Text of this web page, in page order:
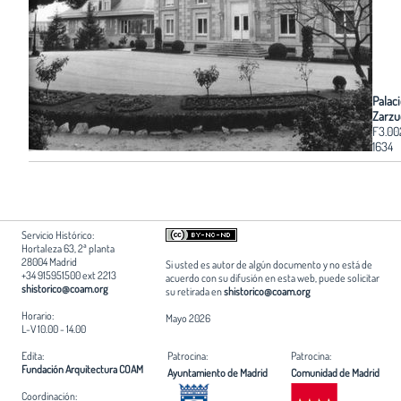
1634
Servicio Histórico:
Hortaleza 63, 2ª planta
28004 Madrid
+34 915951500 ext 2213
shistorico@coam.org
Horario:
L-V 10.00 - 14.00
Si usted es autor de algún documento y no está de
acuerdo con su difusión en esta web, puede solicitar
su retirada enshistorico@coam.org
Mayo 2026
Edita:
Fundación Arquitectura COAM
Coordinación:
Patrocina:
Ayuntamiento de Madrid
Patrocina:
Comunidad de Madrid